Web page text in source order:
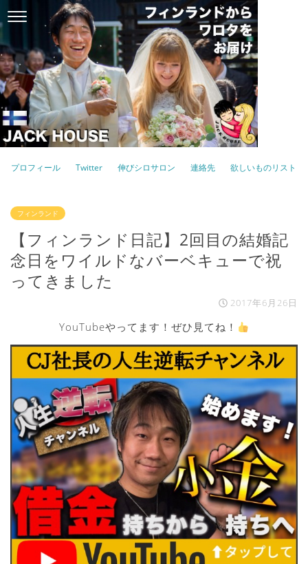
プロフィール Twitter 伸びシロサロン 連絡先 欲しいものリスト
フィンランド
【フィンランド日記】2回目の結婚記
念日をワイルドなバーベキューで祝
ってきました
2017年6月26日
YouTubeやってます！ぜひ見てね！